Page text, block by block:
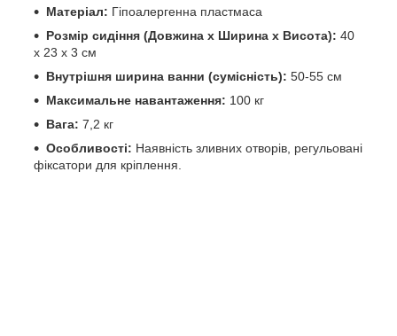
Матеріал: Гіпоалергенна пластмаса
Розмір сидіння (Довжина x Ширина x Висота): 40
х 23 х 3 см
Внутрішня ширина ванни (сумісність): 50-55 см
Максимальне навантаження: 100 кг
Вага: 7,2 кг
Особливості: Наявність зливних отворів, регульовані
фіксатори для кріплення.